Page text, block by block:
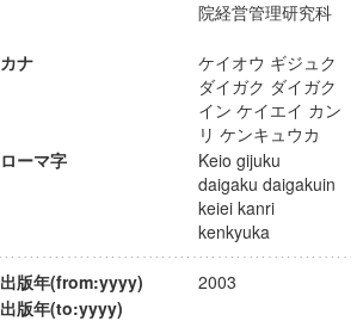
院経営管理研究科
カナ
ケイオウ ギジュク
ダイガク ダイガク
イン ケイエイ カン
リ ケンキュウカ
ローマ字
Keio gijuku
daigaku daigakuin
keiei kanri
kenkyuka
出版年(from:yyyy)
2003
出版年(to:yyyy)